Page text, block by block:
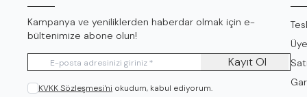
Kampanya ve yeniliklerden haberdar olmak için e-
bültenimize abone olun!
Kayıt Ol
KVKK Sözleşmesi'ni okudum, kabul ediyorum.